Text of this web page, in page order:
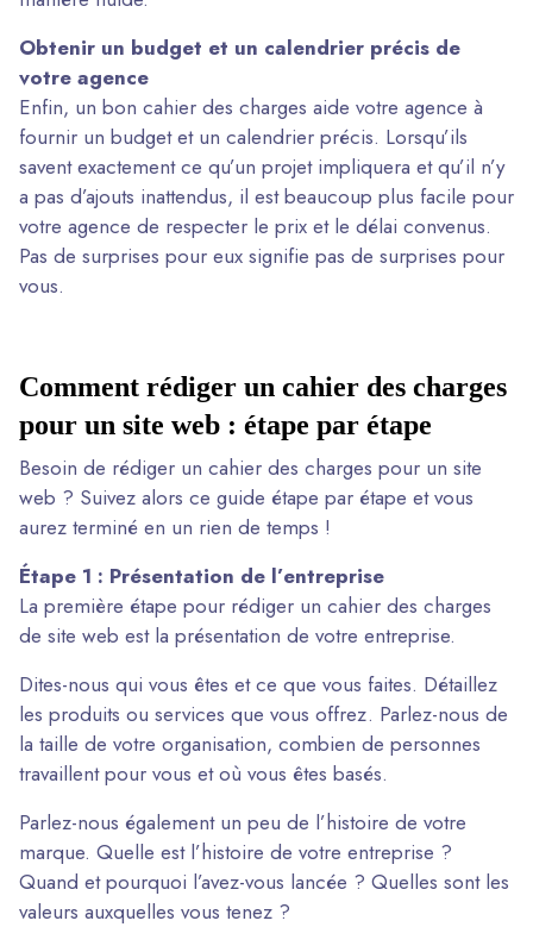
Obtenir un budget et un calendrier précis de
votre agence
Enfin, un bon cahier des charges aide votre agence à
fournir un budget et un calendrier précis. Lorsqu’ils
savent exactement ce qu’un projet impliquera et qu’il n’y
a pas d’ajouts inattendus, il est beaucoup plus facile pour
votre agence de respecter le prix et le délai convenus.
Pas de surprises pour eux signifie pas de surprises pour
vous.
Comment rédiger un cahier des charges
pour un site web : étape par étape
Besoin de rédiger un cahier des charges pour un site
web ? Suivez alors ce guide étape par étape et vous
aurez terminé en un rien de temps !
Étape 1 : Présentation de l’entreprise
La première étape pour rédiger un cahier des charges
de site web est la présentation de votre entreprise.
Dites-nous qui vous êtes et ce que vous faites. Détaillez
les produits ou services que vous offrez. Parlez-nous de
la taille de votre organisation, combien de personnes
travaillent pour vous et où vous êtes basés.
Parlez-nous également un peu de l’histoire de votre
marque. Quelle est l’histoire de votre entreprise ?
Quand et pourquoi l’avez-vous lancée ? Quelles sont les
valeurs auxquelles vous tenez ?